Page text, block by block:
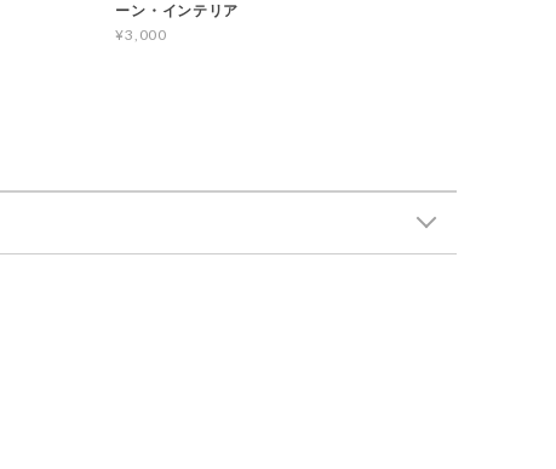
ーン・インテリア
¥3,000